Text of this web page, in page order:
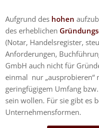
Aufgrund des hohen
des erheblichen
(Notar, Handelsregister,
Anforderungen,
GmbH auch nicht für
einmal nur „ausprobieren“
geringfügigem Umfang
sein wollen. Für sie gibt es
Unternehmensformen.